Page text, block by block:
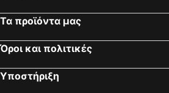
Τα προϊόντα μας
Όροι και πολιτικές
Υποστήριξη